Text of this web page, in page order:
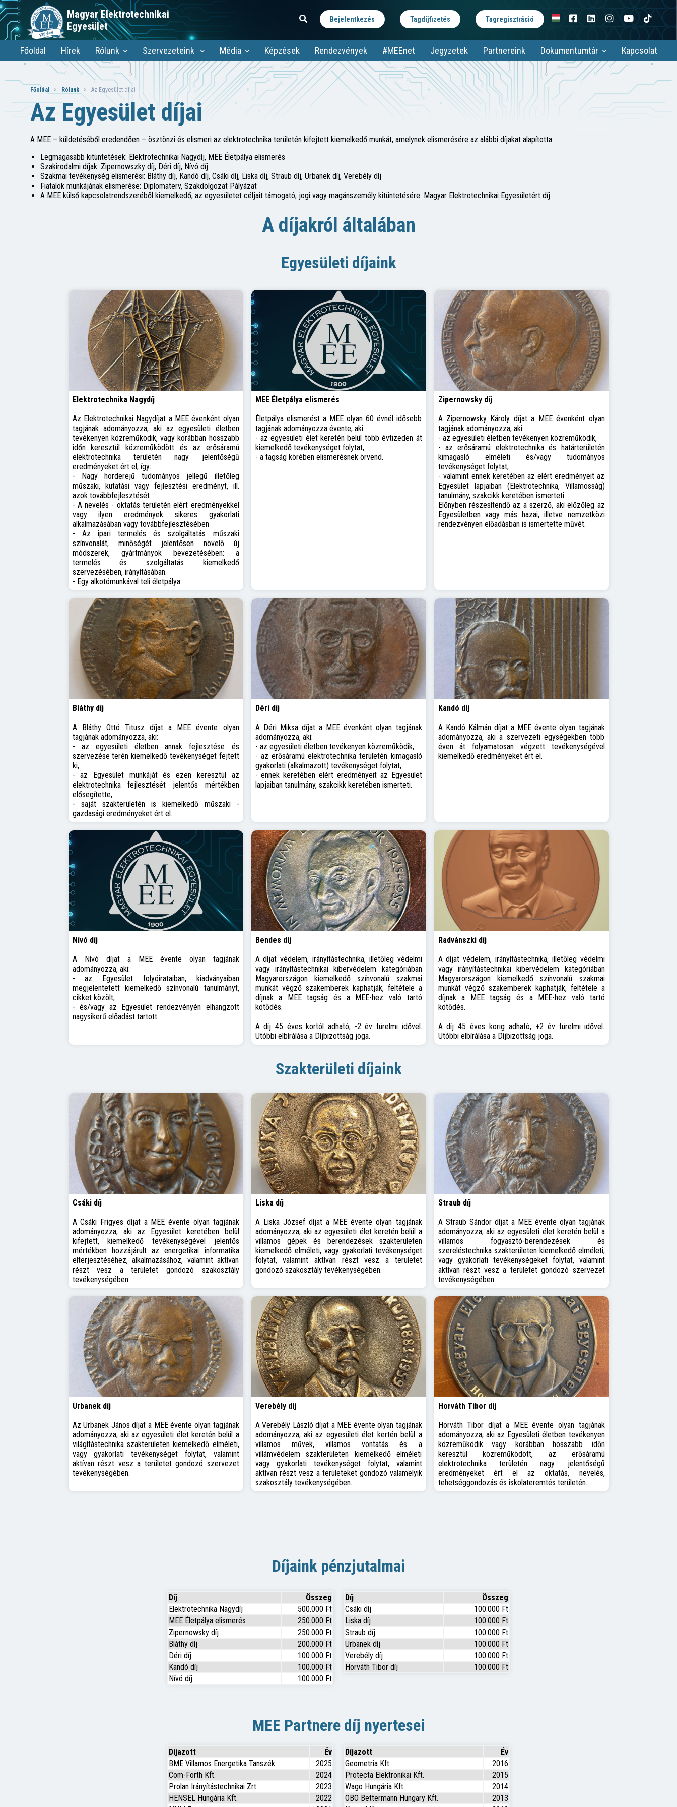
Magyar Elektrotechnikai
Egyesület
Bejelentkezés Tagdíjfizetés Tagregisztráció
Főoldal Hírek Rólunk Szervezeteink Média Képzések Rendezvények #MEEnet Jegyzetek Partnereink Dokumentumtár Kapcsolat
Főoldal > Rólunk > Az Egyesület díjai
Az Egyesület díjai
A MEE – küldetéséből eredendően – ösztönzi és elismeri az elektrotechnika területén kifejtett kiemelkedő munkát, amelynek elismerésére az alábbi díjakat alapította:
Legmagasabb kitüntetések: Elektrotechnikai Nagydíj, MEE Életpálya elismerés
Szakirodalmi díjak: Zipernowszky díj, Déri díj, Nívó díj
Szakmai tevékenység elismerési: Bláthy díj, Kandó díj, Csáki díj, Liska díj, Straub díj, Urbanek díj, Verebély díj
Fiatalok munkájának elismerése: Diplomaterv, Szakdolgozat Pályázat
A MEE külső kapcsolatrendszeréből kiemelkedő, az egyesületet céljait támogató, jogi vagy magánszemély kitüntetésére: Magyar Elektrotechnikai Egyesületért díj
A díjakról általában
Egyesületi díjaink
Elektrotechnika Nagydíj
Az Elektrotechnikai Nagydíjat a MEE évenként olyan
tagjának adományozza, aki az egyesületi életben
tevékenyen közreműködik, vagy korábban hosszabb
időn keresztül közreműködött és az erősáramú
elektrotechnika területén nagy jelentőségű
eredményeket ért el, így:
- Nagy horderejű tudományos jellegű illetőleg
műszaki, kutatási vagy fejlesztési eredményt, ill.
azok továbbfejlesztését
- A nevelés - oktatás területén elért eredményekkel
vagy ilyen eredmények sikeres gyakorlati
alkalmazásában vagy továbbfejlesztésében
- Az ipari termelés és szolgáltatás műszaki
színvonalát, minőségét jelentősen növelő új
módszerek, gyártmányok bevezetésében: a
termelés és szolgáltatás kiemelkedő
szervezésében, irányításában.
- Egy alkotómunkával teli életpálya
MEE Életpálya elismerés
Életpálya elismerést a MEE olyan 60 évnél idősebb
tagjának adományozza évente, aki:
- az egyesületi élet keretén belül több évtizeden át
kiemelkedő tevékenységet folytat,
- a tagság körében elismerésnek örvend.
Zipernowsky díj
A Zipernowsky Károly díjat a MEE évenként olyan
tagjának adományozza, aki:
- az egyesületi életben tevékenyen közreműködik,
- az erősáramú elektrotechnika és határterületén
kimagasló elméleti és/vagy tudományos
tevékenységet folytat,
- valamint ennek keretében az elért eredményeit az
Egyesület lapjaiban (Elektrotechnika, Villamosság)
tanulmány, szakcikk keretében ismerteti.
Előnyben részesítendő az a szerző, aki előzőleg az
Egyesületben vagy más hazai, illetve nemzetközi
rendezvényen előadásban is ismertette művét.
Bláthy díj
A Bláthy Ottó Titusz díjat a MEE évente olyan
tagjának adományozza, aki:
- az egyesületi életben annak fejlesztése és
szervezése terén kiemelkedő tevékenységet fejtett
ki,
- az Egyesület munkáját és ezen keresztül az
elektrotechnika fejlesztését jelentős mértékben
elősegítette,
- saját szakterületén is kiemelkedő műszaki -
gazdasági eredményeket ért el.
Déri díj
A Déri Miksa díjat a MEE évenként olyan tagjának
adományozza, aki:
- az egyesületi életben tevékenyen közreműködik,
- az erősáramú elektrotechnika területén kimagasló
gyakorlati (alkalmazott) tevékenységet folytat,
- ennek keretében elért eredményeit az Egyesület
lapjaiban tanulmány, szakcikk keretében ismerteti.
Kandó díj
A Kandó Kálmán díjat a MEE évente olyan tagjának
adományozza, aki a szervezeti egységekben több
éven át folyamatosan végzett tevékenységével
kiemelkedő eredményeket ért el.
Nívó díj
A Nívó díjat a MEE évente olyan tagjának
adományozza, aki:
- az Egyesület folyóirataiban, kiadványaiban
megjelentetett kiemelkedő színvonalú tanulmányt,
cikket közölt,
- és/vagy az Egyesület rendezvényén elhangzott
nagysikerű előadást tartott.
Bendes díj
A díjat védelem, irányítástechnika, illetőleg védelmi
vagy irányítástechnikai kibervédelem kategóriában
Magyarországon kiemelkedő színvonalú szakmai
munkát végző szakemberek kaphatják, feltétele a
díjnak a MEE tagság és a MEE-hez való tartó
kötődés.
A díj 45 éves kortól adható, -2 év türelmi idővel.
Utóbbi elbírálása a Díjbizottság joga.
Radvánszki díj
A díjat védelem, irányítástechnika, illetőleg védelmi
vagy irányítástechnikai kibervédelem kategóriában
Magyarországon kiemelkedő színvonalú szakmai
munkát végző szakemberek kaphatják, feltétele a
díjnak a MEE tagság és a MEE-hez való tartó
kötődés.
A díj 45 éves korig adható, +2 év türelmi idővel.
Utóbbi elbírálása a Díjbizottság joga.
Szakterületi díjaink
Csáki díj
A Csáki Frigyes díjat a MEE évente olyan tagjának
adományozza, aki az Egyesület keretében belül
kifejtett, kiemelkedő tevékenységével jelentős
mértékben hozzájárult az energetikai informatika
elterjesztéséhez, alkalmazásához, valamint aktívan
részt vesz a területet gondozó szakosztály
tevékenységében.
Liska díj
A Liska József díjat a MEE évente olyan tagjának
adományozza, aki az egyesületi élet keretén belül a
villamos gépek és berendezések szakterületen
kiemelkedő elméleti, vagy gyakorlati tevékenységet
folytat, valamint aktívan részt vesz a területet
gondozó szakosztály tevékenységében.
Straub díj
A Straub Sándor díjat a MEE évente olyan tagjának
adományozza, aki az egyesületi élet keretén belül a
villamos fogyasztó-berendezések és
szereléstechnika szakterületen kiemelkedő elméleti,
vagy gyakorlati tevékenységeket folytat, valamint
aktívan részt vesz a területet gondozó szervezet
tevékenységében.
Urbanek díj
Az Urbanek János díjat a MEE évente olyan tagjának
adományozza, aki az egyesületi élet keretén belül a
világítástechnika szakterületen kiemelkedő elméleti,
vagy gyakorlati tevékenységet folytat, valamint
aktívan részt vesz a területet gondozó szervezet
tevékenységében.
Verebély díj
A Verebélÿ László díjat a MEE évente olyan tagjának
adományozza, aki az egyesületi élet kertén belül a
villamos művek, villamos vontatás és a
villámvédelem szakterületen kiemelkedő elméleti
vagy gyakorlati tevékenységet folytat, valamint
aktívan részt vesz a területeket gondozó valamelyik
szakosztály tevékenységében.
Horváth Tibor díj
Horváth Tibor díjat a MEE évente olyan tagjának
adományozza, aki az Egyesületi életben tevékenyen
közreműködik vagy korábban hosszabb időn
keresztül közreműködött, az erősáramú
elektrotechnika területén nagy jelentőségű
eredményeket ért el az oktatás, nevelés,
tehetséggondozás és iskolateremtés területén.
Díjaink pénzjutalmai
Díj
Összeg
Elektrotechnika Nagydíj
500.000 Ft
MEE Életpálya elismerés
250.000 Ft
Zipernowsky díj
250.000 Ft
Bláthy díj
200.000 Ft
Déri díj
100.000 Ft
Kandó díj
100.000 Ft
Nívó díj
100.000 Ft
Díj
Összeg
Csáki díj
100.000 Ft
Liska díj
100.000 Ft
Straub díj
100.000 Ft
Urbanek díj
100.000 Ft
Verebély díj
100.000 Ft
Horváth Tibor díj
100.000 Ft
MEE Partnere díj nyertesei
Díjazott
Év
BME Villamos Energetika Tanszék
2025
Com-Forth Kft.
2024
Prolan Irányítástechnikai Zrt.
2023
HENSEL Hungária Kft.
2022
Díjazott
Év
Geometria Kft.
2016
Protecta Elektronikai Kft.
2015
Wago Hungária Kft.
2014
OBO Bettermann Hungary Kft.
2013